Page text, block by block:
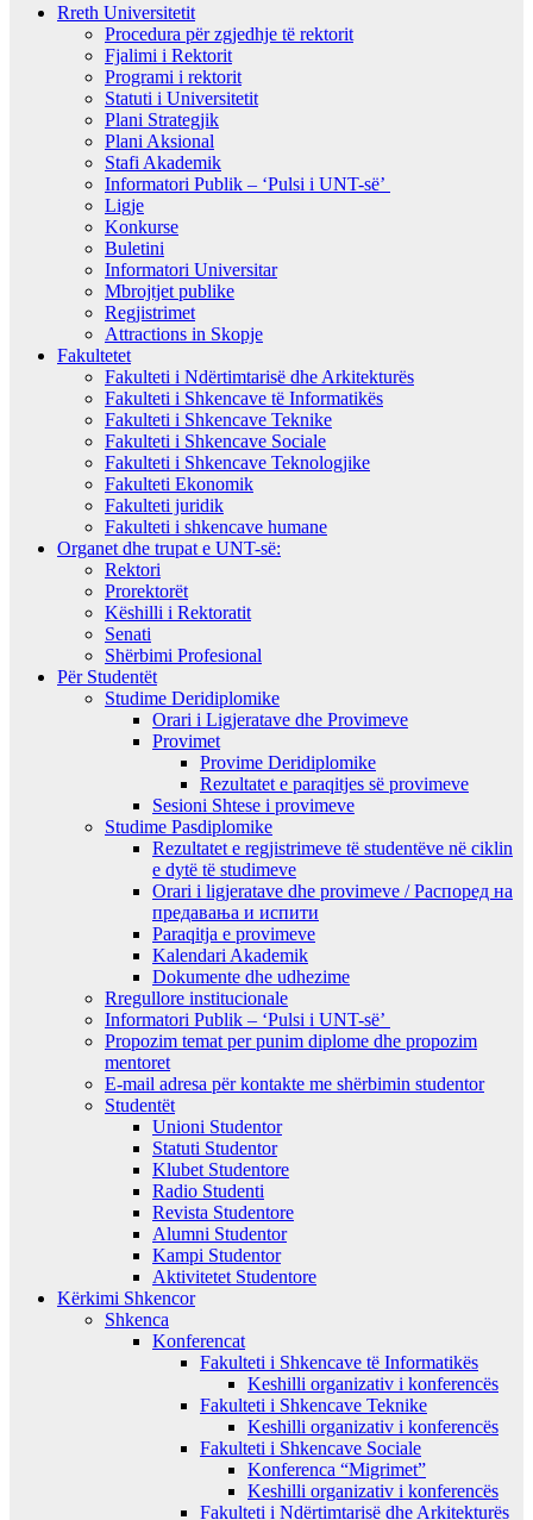
Rreth Universitetit
Procedura për zgjedhje të rektorit
Fjalimi i Rektorit
Programi i rektorit
Statuti i Universitetit
Plani Strategjik
Plani Aksional
Stafi Akademik
Informatori Publik – ‘Pulsi i UNT-së’
Ligje
Konkurse
Buletini
Informatori Universitar
Mbrojtjet publike
Regjistrimet
Attractions in Skopje
Fakultetet
Fakulteti i Ndërtimtarisë dhe Arkitekturës
Fakulteti i Shkencave të Informatikës
Fakulteti i Shkencave Teknike
Fakulteti i Shkencave Sociale
Fakulteti i Shkencave Teknologjike
Fakulteti Ekonomik
Fakulteti juridik
Fakulteti i shkencave humane
Organet dhe trupat e UNT-së:
Rektori
Prorektorët
Këshilli i Rektoratit
Senati
Shërbimi Profesional
Për Studentët
Studime Deridiplomike
Orari i Ligjeratave dhe Provimeve
Provimet
Provime Deridiplomike
Rezultatet e paraqitjes së provimeve
Sesioni Shtese i provimeve
Studime Pasdiplomike
Rezultatet e regjistrimeve të studentëve në ciklin
e dytë të studimeve
Orari i ligjeratave dhe provimeve / Распоред на
предавањa и испити
Paraqitja e provimeve
Kalendari Akademik
Dokumente dhe udhezime
Rregullore institucionale
Informatori Publik – ‘Pulsi i UNT-së’
Propozim temat per punim diplome dhe propozim
mentoret
E-mail adresa për kontakte me shërbimin studentor
Studentët
Unioni Studentor
Statuti Studentor
Klubet Studentore
Radio Studenti
Revista Studentore
Alumni Studentor
Kampi Studentor
Aktivitetet Studentore
Kërkimi Shkencor
Shkenca
Konferencat
Fakulteti i Shkencave të Informatikës
Keshilli organizativ i konferencës
Fakulteti i Shkencave Teknike
Keshilli organizativ i konferencës
Fakulteti i Shkencave Sociale
Konferenca “Migrimet”
Keshilli organizativ i konferencës
Fakulteti i Ndërtimtarisë dhe Arkitekturës